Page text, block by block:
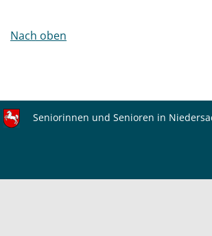
Nach oben
Seniorinnen und Senioren in